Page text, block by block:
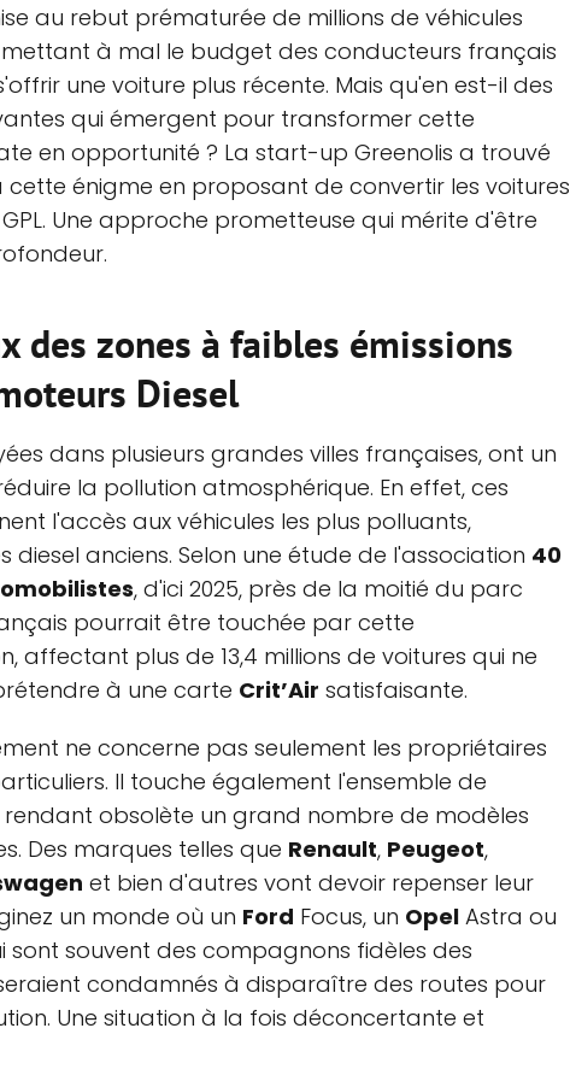
au rebut prématurée de millions de véhicules
mettant à mal le budget des conducteurs français
une voiture plus récente. Mais qu'en est-il des
qui émergent pour transformer cette
en opportunité ? La start-up Greenolis a trouvé
cette énigme en proposant de convertir les voitures
Une approche prometteuse qui mérite d'être
des zones à faibles émissions
Diesel
dans plusieurs grandes villes françaises, ont un
la pollution atmosphérique. En effet, ces
l'accès aux véhicules les plus polluants,
diesel anciens. Selon une étude de l'association 40
, d'ici 2025, près de la moitié du parc
pourrait être touchée par cette
affectant plus de 13,4 millions de voitures qui ne
à une carte Crit’Air satisfaisante.
ne concerne pas seulement les propriétaires
Il touche également l'ensemble de
rendant obsolète un grand nombre de modèles
Des marques telles que Renault, Peugeot,
et bien d'autres vont devoir repenser leur
un monde où un Ford Focus, un Opel Astra ou
sont souvent des compagnons fidèles des
condamnés à disparaître des routes pour
Une situation à la fois déconcertante et